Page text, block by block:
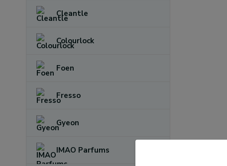
Cleantle
Colourlock
Foen
Fresso
Gyeon
IMAO Parfums